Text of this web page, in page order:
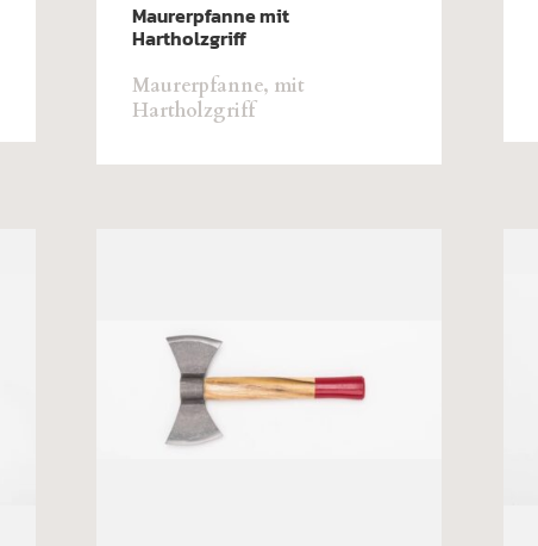
Maurerpfanne mit
Hartholzgriff
Maurerpfanne, mit
Hartholzgriff